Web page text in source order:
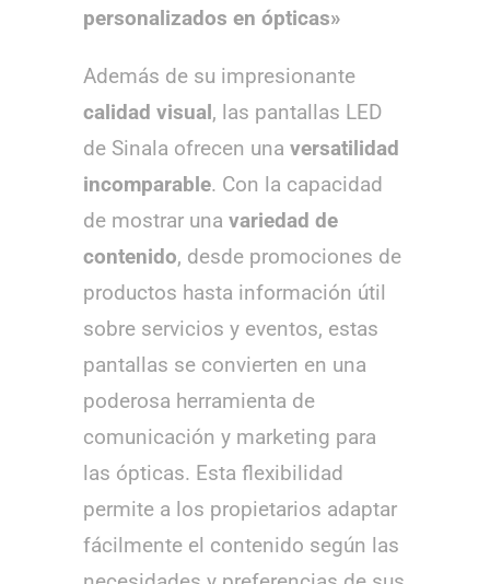
personalizados en ópticas»
Además de su impresionante
calidad visual, las pantallas LED
de Sinala ofrecen una versatilidad
incomparable. Con la capacidad
de mostrar una variedad de
contenido, desde promociones de
productos hasta información útil
sobre servicios y eventos, estas
pantallas se convierten en una
poderosa herramienta de
comunicación y marketing para
las ópticas. Esta flexibilidad
permite a los propietarios adaptar
fácilmente el contenido según las